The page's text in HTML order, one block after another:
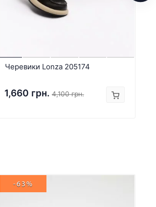
Черевики Lonza 205174
1,660 грн. 4,100 грн.
-63%